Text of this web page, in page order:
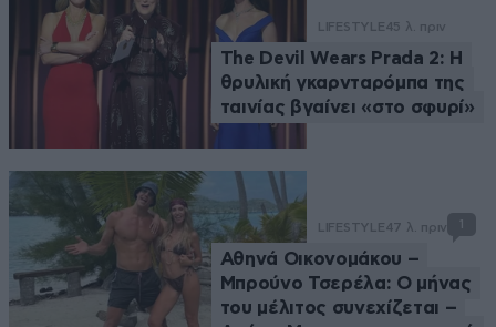
LIFESTYLE45 λ. πριν
The Devil Wears Prada 2: Η
θρυλική γκαρνταρόμπα της
ταινίας βγαίνει «στο σφυρί»
LIFESTYLE47 λ. πριν 1
Αθηνά Οικονομάκου –
Μπρούνο Τσερέλα: Ο μήνας
του μέλιτος συνεχίζεται –